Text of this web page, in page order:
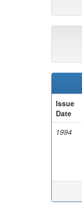
Issue
Date
1994